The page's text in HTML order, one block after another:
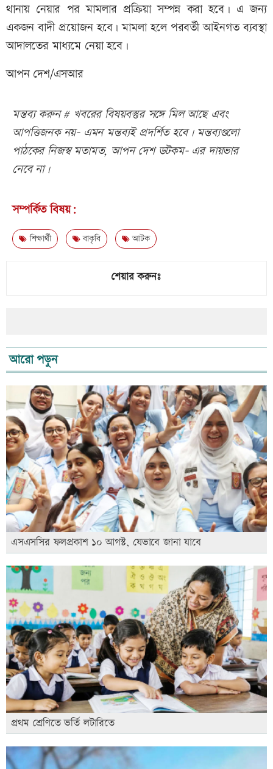
থানায় নেয়ার পর মামলার প্রক্রিয়া সম্পন্ন করা হবে। এ জন্য
একজন বাদী প্রয়োজন হবে। মামলা হলে পরবর্তী আইনগত ব্যবস্থা
আদালতের মাধ্যমে নেয়া হবে।
আপন দেশ/এসআর
মন্তব্য করুন # খবরের বিষয়বস্তুর সঙ্গে মিল আছে এবং
আপত্তিজনক নয়- এমন মন্তব্যই প্রদর্শিত হবে। মন্তব্যগুলো
পাঠকের নিজস্ব মতামত, আপন দেশ ডটকম- এর দায়ভার
নেবে না।
সম্পর্কিত বিষয়:
শিক্ষার্থী বাকৃবি আটক
শেয়ার করুনঃ
আরো পড়ুন
এসএসসির ফলপ্রকাশ ১০ আগস্ট, যেভাবে জানা যাবে
প্রথম শ্রেণিতে ভর্তি লটারিতে